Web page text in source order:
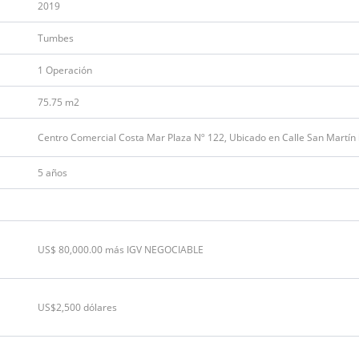
2019
Tumbes
1 Operación
75.75 m2
Centro Comercial Costa Mar Plaza Nº 122, Ubicado en Calle San Martín
5 años
US$ 80,000.00 más IGV NEGOCIABLE
US$2,500 dólares